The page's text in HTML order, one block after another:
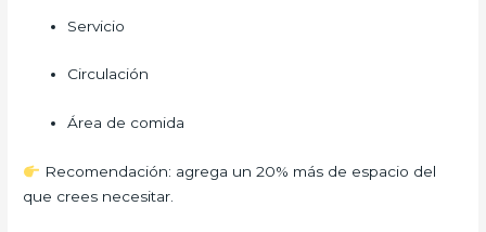
Servicio
Circulación
Área de comida
Recomendación: agrega un 20% más de espacio del
que crees necesitar.